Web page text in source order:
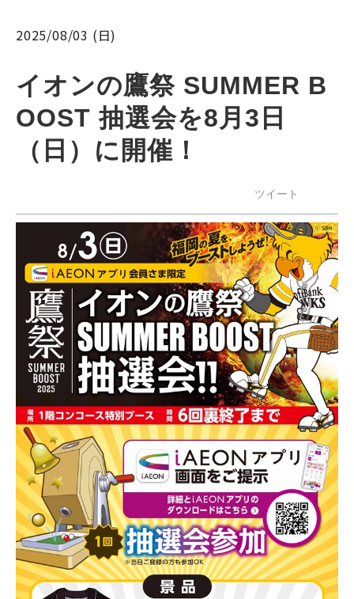
2025/08/03 (日)
イオンの鷹祭 SUMMER B
OOST 抽選会を8月3日
（日）に開催！
ツイート